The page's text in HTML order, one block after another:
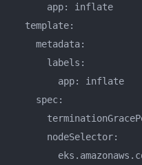
      app: inflate
  template:
    metadata:
      labels:
        app: inflate
    spec:
      nodeSelector: